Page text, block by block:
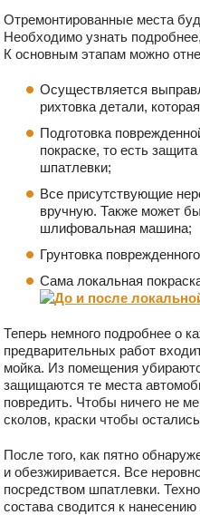
Отремонтированные места
Необходимо узнать
К основным этапам можно
Осуществляется
рихтовка детали,
Подготовка
покраске, то есть
шпатлевки;
Все присутствующие
вручную. Также может
шлифовальная машина;
Грунтовка
Сама локальная
Теперь немного подробнее о
предварительных работ
мойка. Из помещения
защищаются те места
повредить. Чтобы ничего не
сколов, краски чтобы
После того, как пятно
и обезжиривается. Все
посредством шпатлевки.
состава сводится к